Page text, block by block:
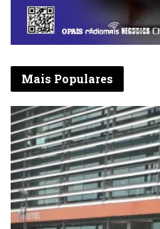
Research (ESQR) e
certificações
Mais Populares